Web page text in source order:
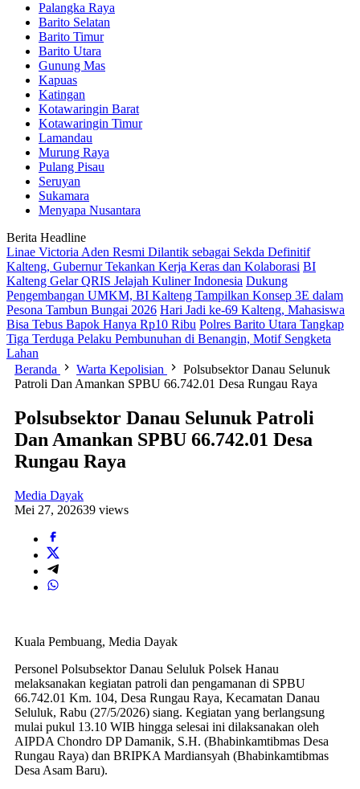
Palangka Raya
Barito Selatan
Barito Timur
Barito Utara
Gunung Mas
Kapuas
Katingan
Kotawaringin Barat
Kotawaringin Timur
Lamandau
Murung Raya
Pulang Pisau
Seruyan
Sukamara
Menyapa Nusantara
Berita Headline
Linae Victoria Aden Resmi Dilantik sebagai Sekda Definitif
Kalteng, Gubernur Tekankan Kerja Keras dan Kolaborasi BI
Kalteng Gelar QRIS Jelajah Kuliner Indonesia Dukung
Pengembangan UMKM, BI Kalteng Tampilkan Konsep 3E dalam
Pesona Tambun Bungai 2026 Hari Jadi ke-69 Kalteng, Mahasiswa
Bisa Tebus Bapok Hanya Rp10 Ribu Polres Barito Utara Tangkap
Tiga Terduga Pelaku Pembunuhan di Benangin, Motif Sengketa
Lahan
Beranda
Warta Kepolisian
Polsubsektor Danau Selunuk
Patroli Dan Amankan SPBU 66.742.01 Desa Rungau Raya
Polsubsektor Danau Selunuk Patroli
Dan Amankan SPBU 66.742.01 Desa
Rungau Raya
Media Dayak
Mei 27, 202639 views
Kuala Pembuang, Media Dayak
Personel Polsubsektor Danau Seluluk Polsek Hanau
melaksanakan kegiatan patroli dan pengamanan di SPBU
66.742.01 Km. 104, Desa Rungau Raya, Kecamatan Danau
Seluluk, Rabu (27/5/2026) siang. Kegiatan yang berlangsung
mulai pukul 13.10 WIB hingga selesai ini dilaksanakan oleh
AIPDA Chondro DP Damanik, S.H. (Bhabinkamtibmas Desa
Rungau Raya) dan BRIPKA Mardiansyah (Bhabinkamtibmas
Desa Asam Baru).